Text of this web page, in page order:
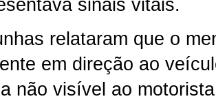
sinais vitais.
relataram que o
em direção ao
não visível ao